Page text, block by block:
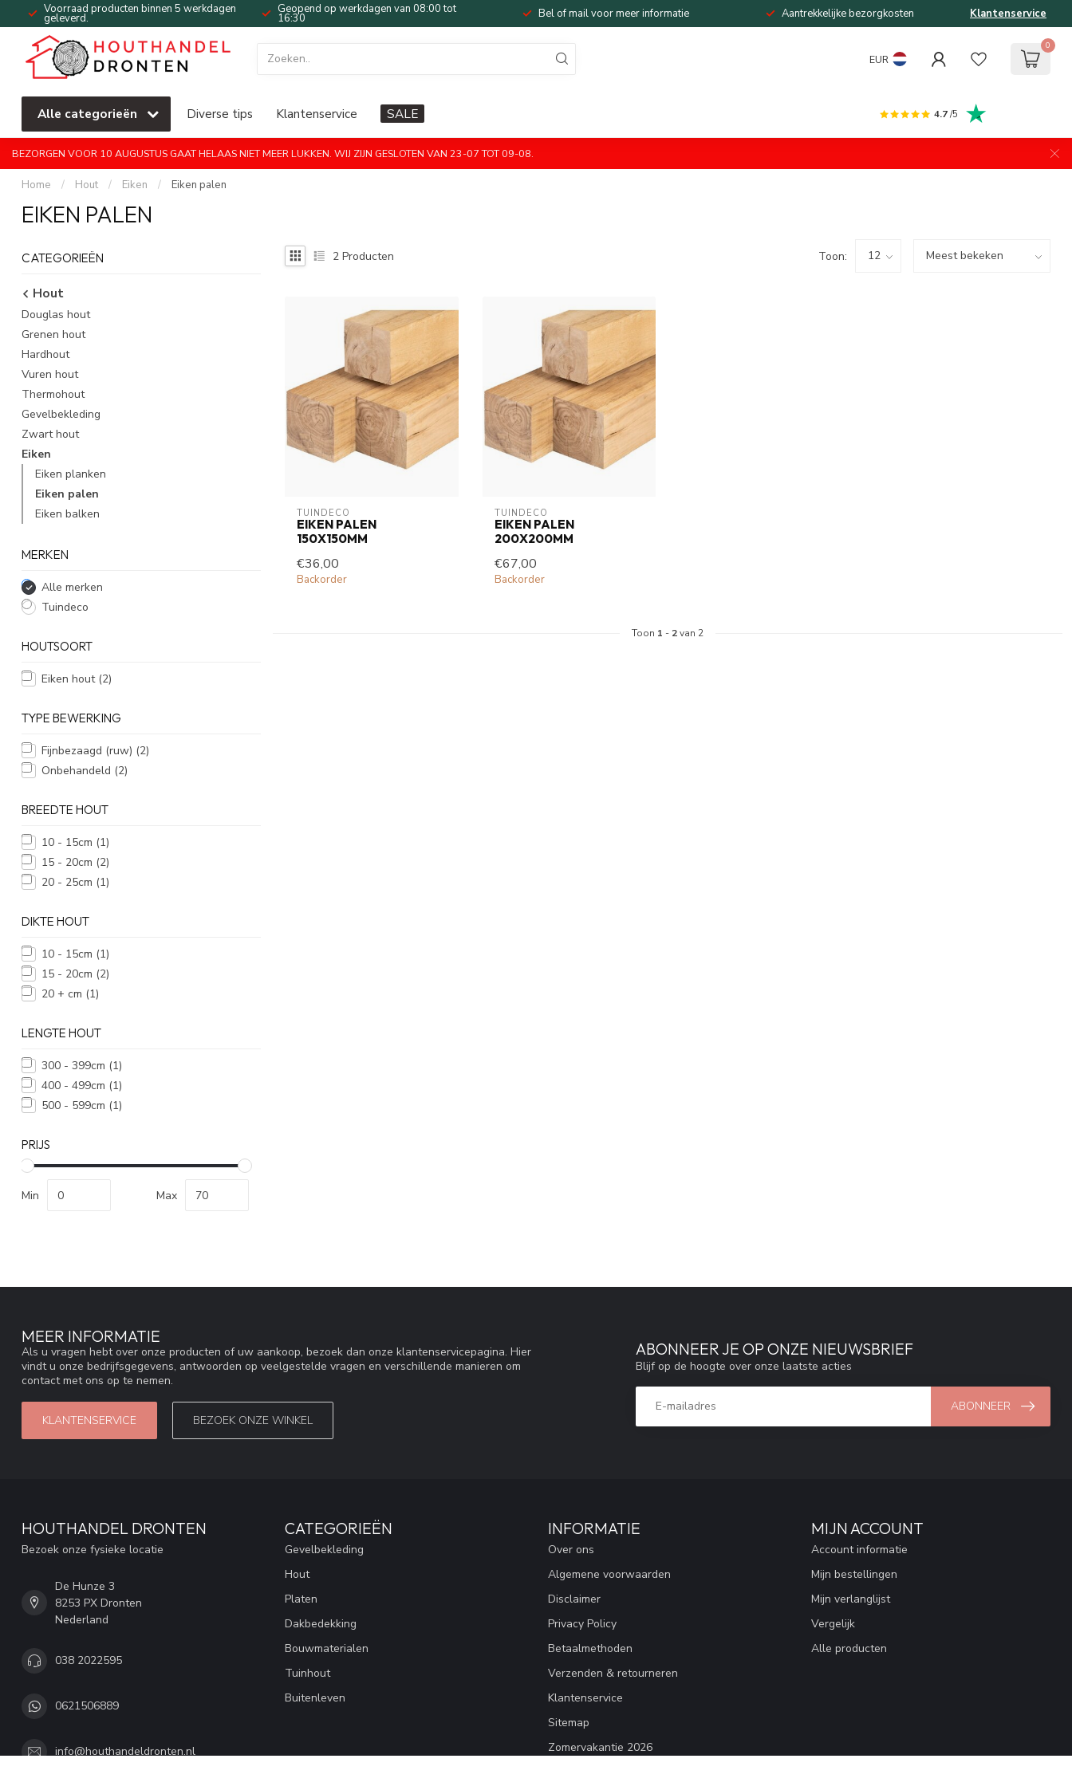
Voorraad producten binnen 5 werkdagen
geleverd.
Geopend op werkdagen van 08:00 tot
16:30 Bel of mail voor meer informatie Aantrekkelijke bezorgkosten Klantenservice
EUR
0
Alle categorieën Diverse tips Klantenservice SALE 4.7/5
BEZORGEN VOOR 10 AUGUSTUS GAAT HELAAS NIET MEER LUKKEN. WIJ ZIJN GESLOTEN VAN 23-07 TOT 09-08.
Home / Hout / Eiken / Eiken palen
EIKEN PALEN
CATEGORIEËN
Hout
Douglas hout
Grenen hout
Hardhout
Vuren hout
Thermohout
Gevelbekleding
Zwart hout
Eiken
Eiken planken
Eiken palen
Eiken balken
MERKEN
Alle merken
Tuindeco
HOUTSOORT
Eiken hout (2)
TYPE BEWERKING
Fijnbezaagd (ruw) (2)
Onbehandeld (2)
BREEDTE HOUT
10 - 15cm (1)
15 - 20cm (2)
20 - 25cm (1)
DIKTE HOUT
10 - 15cm (1)
15 - 20cm (2)
20 + cm (1)
LENGTE HOUT
300 - 399cm (1)
400 - 499cm (1)
500 - 599cm (1)
PRIJS
Min Max
2 Producten Toon:
TUINDECO
EIKEN PALEN
150X150MM
€36,00
Backorder
TUINDECO
EIKEN PALEN
200X200MM
€67,00
Backorder
Toon 1 - 2van 2
MEER INFORMATIE
Als u vragen hebt over onze producten of uw aankoop, bezoek dan onze klantenservicepagina. Hier
vindt u onze bedrijfsgegevens, antwoorden op veelgestelde vragen en verschillende manieren om
contact met ons op te nemen.
KLANTENSERVICE BEZOEK ONZE WINKEL
ABONNEER JE OP ONZE NIEUWSBRIEF
Blijf op de hoogte over onze laatste acties
ABONNEER
HOUTHANDEL DRONTEN
Bezoek onze fysieke locatie
De Hunze 3
8253 PX Dronten
Nederland
038 2022595
0621506889
info@houthandeldronten.nl
CATEGORIEËN
Gevelbekleding
Hout
Platen
Dakbedekking
Bouwmaterialen
Tuinhout
Buitenleven
INFORMATIE
Over ons
Algemene voorwaarden
Disclaimer
Privacy Policy
Betaalmethoden
Verzenden & retourneren
Klantenservice
Sitemap
Zomervakantie 2026
MIJN ACCOUNT
Account informatie
Mijn bestellingen
Mijn verlanglijst
Vergelijk
Alle producten